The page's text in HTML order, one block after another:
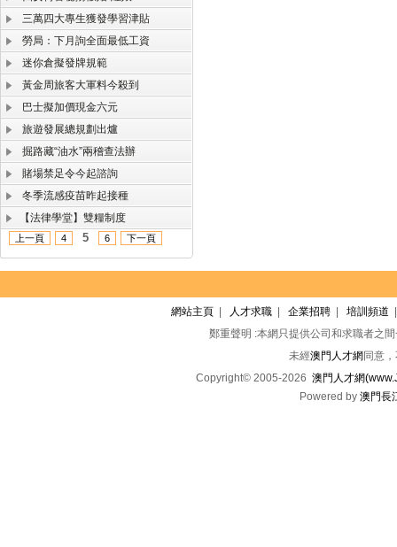
三萬四大專生獲發學習津貼
勞局：下月詢全面最低工資
迷你倉擬發牌規範
黃金周旅客大軍料今殺到
巴士擬加價現金六元
旅遊發展總規劃出爐
掘路藏“油水”兩稽查法辦
賭場禁足令今起諮詢
冬季流感疫苗昨起接種
【法律學堂】雙糧制度
上一頁 4 5 6 下一頁
網站主頁 人才求職 企業招聘 培訓頻道
鄭重聲明 :本網只提供公司和求職者之
未經澳門人才網 同意
Copyright© 2005-2026 澳門人才網
Powered by 澳門長